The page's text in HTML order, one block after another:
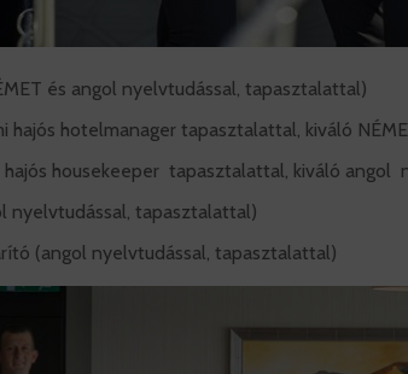
és angol nyelvtudással, tapasztalattal)
hotelmanager tapasztalattal, kiváló
housekeeper tapasztalattal, kiváló angol
nyelvtudással, tapasztalattal)
(angol nyelvtudással, tapasztalattal)